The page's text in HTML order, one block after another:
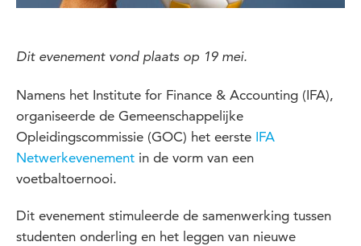
Dit evenement vond plaats op 19 mei.
Namens het Institute for Finance & Accounting (IFA),
organiseerde de Gemeenschappelijke
Opleidingscommissie (GOC) het eerste IFA
Netwerkevenement in de vorm van een
voetbaltoernooi.
Dit evenement stimuleerde de samenwerking tussen
studenten onderling en het leggen van nieuwe